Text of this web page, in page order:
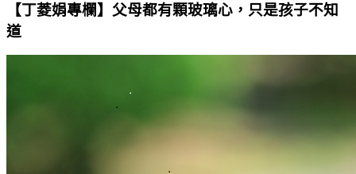
【丁菱娟專欄】父母都有顆玻璃心，只是孩子不知
道